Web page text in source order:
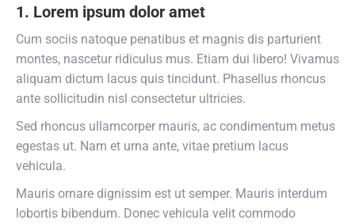
1. Lorem ipsum dolor amet
Cum sociis natoque penatibus et magnis dis parturient
montes, nascetur ridiculus mus. Etiam dui libero! Vivamus
aliquam dictum lacus quis tincidunt. Phasellus rhoncus
ante sollicitudin nisl consectetur ultricies.
Sed rhoncus ullamcorper mauris, ac condimentum metus
egestas ut. Nam et urna ante, vitae pretium lacus
vehicula.
Mauris ornare dignissim est ut semper. Mauris interdum
lobortis bibendum. Donec vehicula velit commodo